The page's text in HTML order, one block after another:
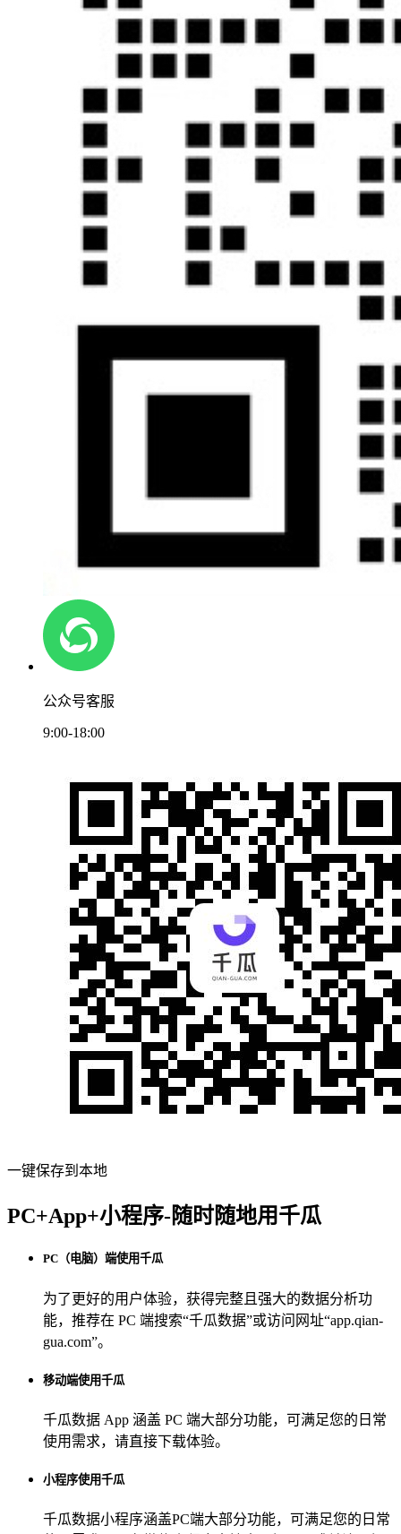
公众号客服
9:00-18:00
一键保存到本地
PC+App+小程序-随时随地用千瓜
PC（电脑）端使用千瓜
为了更好的用户体验，获得完整且强大的数据分析功
能，推荐在 PC 端搜索“千瓜数据”或访问网址“app.qian-
gua.com”。
移动端使用千瓜
千瓜数据 App 涵盖 PC 端大部分功能，可满足您的日常
使用需求，请直接下载体验。
小程序使用千瓜
千瓜数据小程序涵盖PC端大部分功能，可满足您的日常